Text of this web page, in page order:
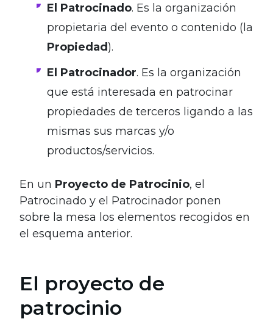
El Patrocinado. Es la organización
propietaria del evento o contenido (la
Propiedad).
El Patrocinador. Es la organización
que está interesada en patrocinar
propiedades de terceros ligando a las
mismas sus marcas y/o
productos/servicios.
En un Proyecto de Patrocinio, el
Patrocinado y el Patrocinador ponen
sobre la mesa los elementos recogidos en
el esquema anterior.
El proyecto de
patrocinio